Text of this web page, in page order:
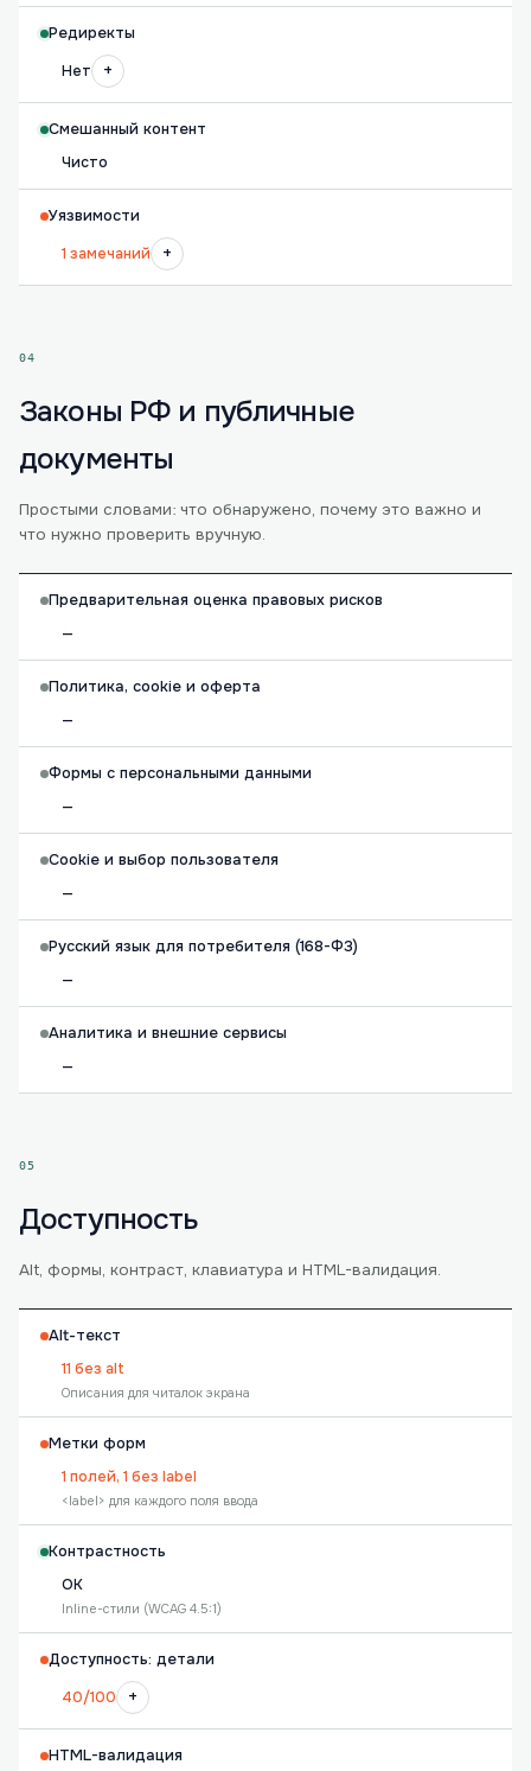
Редиректы
Нет
+
Смешанный контент
Чисто
Уязвимости
1 замечаний
+
04
Законы РФ и публичные
документы
Простыми словами: что обнаружено, почему это важно и
что нужно проверить вручную.
Предварительная оценка правовых рисков
—
Политика, cookie и оферта
—
Формы с персональными данными
—
Cookie и выбор пользователя
—
Русский язык для потребителя (168-ФЗ)
—
Аналитика и внешние сервисы
—
05
Доступность
Alt, формы, контраст, клавиатура и HTML-валидация.
Alt-текст
11 без alt
Описания для читалок экрана
Метки форм
1 полей, 1 без label
<label> для каждого поля ввода
Контрастность
OK
Inline-стили (WCAG 4.5:1)
Доступность: детали
40/100
+
HTML-валидация